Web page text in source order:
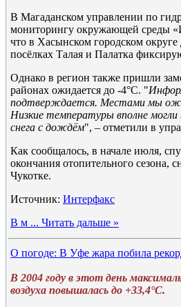
В Магаданском управлении по
мониторингу окружающей среды
что в Хасынском городском округе
посёлках Талая и Палатка
Однако в регион также пришли
районах ожидается до -4°C. "
подтверждается. Местами мы
Низкие температуры вполне могли
снега с дождём", – отметили в
Как сообщалось, в начале июля,
окончания отопительного сезона,
Чукотке.
Источник: Интерфакс
В м ... Читать дальше »
О погоде: В Уфе жара побила
В 2004 году в этот день
воздуха повышалась до +33,4°C.